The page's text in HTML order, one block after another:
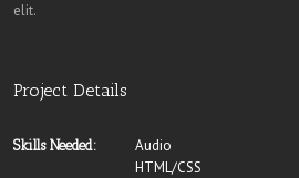
elit.
Project Details
Skills Needed:
Audio
HTML/CSS